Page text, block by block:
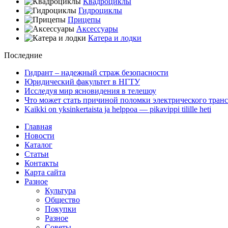
Гидроциклы
Прицепы
Аксессуары
Катера и лодки
Последние
Гидрант – надежный страж безопасности
Юридический факультет в НГТУ
Исследуя мир ясновидения в телешоу
Что может стать причиной поломки электрического
Kaikki on yksinkertaista ja helppoa — pikavippi tilille heti
Главная
Новости
Каталог
Статьи
Контакты
Карта сайта
Разное
Культура
Общество
Покупки
Разное